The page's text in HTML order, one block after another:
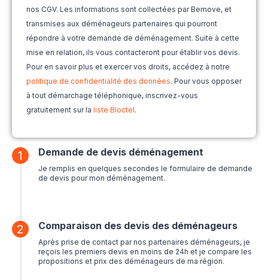
nos CGV. Les informations sont collectées par Bemove, et
transmises aux déménageurs partenaires qui pourront
répondre à votre demande de déménagement. Suite à cette
mise en relation, ils vous contacteront pour établir vos devis.
Pour en savoir plus et exercer vos droits, accédez à notre
politique de confidentialité des données. Pour vous opposer
à tout démarchage téléphonique, inscrivez-vous
gratuitement sur la liste Bloctel.
1 Demande de devis déménagement
Je remplis en quelques secondes le formulaire de demande
de devis pour mon déménagement.
2 Comparaison des devis des déménageurs
Après prise de contact par nos partenaires déménageurs, je
reçois les premiers devis en moins de 24h et je compare les
propositions et prix des déménageurs de ma région.